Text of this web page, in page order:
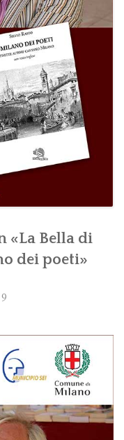
«La Bella di
dei poeti»